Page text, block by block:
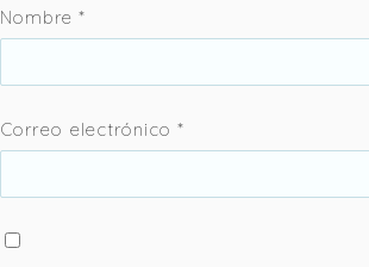
Nombre *
Correo electrónico *